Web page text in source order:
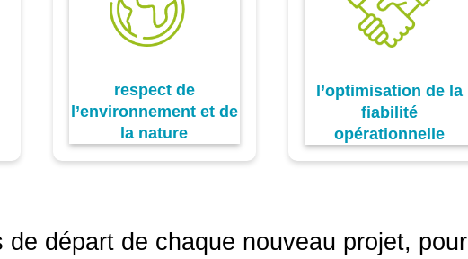
respect de
l’environnement et de
la nature
l’optimisation de la
fiabilité
opérationnelle
de départ de chaque nouveau projet, pour